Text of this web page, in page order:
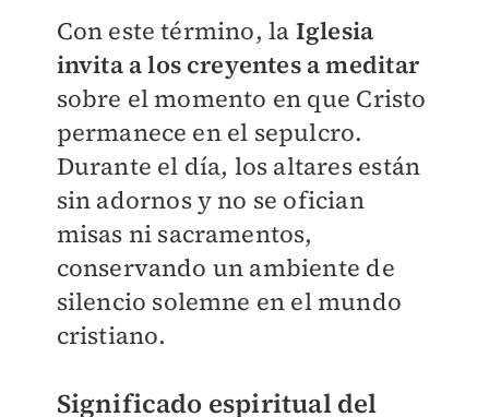
Con este término, la Iglesia
invita a los creyentes a meditar
sobre el momento en que Cristo
permanece en el sepulcro.
Durante el día, los altares están
sin adornos y no se ofician
misas ni sacramentos,
conservando un ambiente de
silencio solemne en el mundo
cristiano.
Significado espiritual del